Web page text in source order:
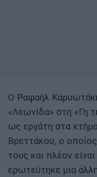
Ο Ραφαήλ
«Λεωνίδα» στη «Γη
ως εργάτη στα
Βρεττάκου, ο
τους και πλέον
ερωτεύτηκε μια